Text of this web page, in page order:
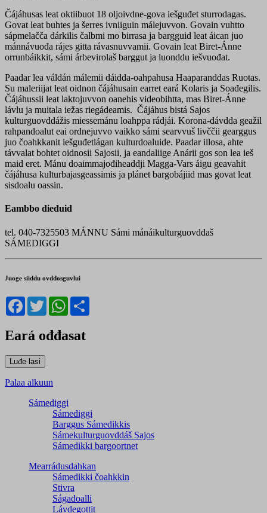
Čájáhusas leat oktiibuot 18 oljoivdne-gova iešguđet sturrodagas.
Govat leat buhtes ja šerres ivniiguin málejuvvon. Govain vuhtto
sápmelačča dárkilis čalbmi mo birrasa ja bargguid leat áican juo
mánnávuođa rájes gitta rávasnuvvamii. Govain leat Biret-Ánne
orrunbáikkit, sámi árbevirolaš barggut ja luonddu iešvuođat.
Paadar lea váldán málemii dáidda-oahpahusa Haaparanddas Ruoŧas.
Su maleriijat leat oidnon čájáhusain earret eará Kolaris ja Soađegilis.
Čájáhussii leat laktojuvvon oanehis videobihtta, mas Biret-Ánne
lávlu ja muitala iežas riegádeamis. Čájáhus bistá Sajos
kulturguovddážis miessemánu loahppa rádjái. Korona-dávdda geažil
rahpandoalut eai ordnejuvvo vaikko sámi searvvuš livččii gearggus
juo čoahkkanit iešguđetlágan kulturdoaluide. Paadar illosa, ahte
távvalat bohtet oidnosii Sajosii, ja eandaliige Anárii gos son lea ieš
maid eret. Mánu doaimmajođiheaddji Magga-Vars áigu geavahit
čájáhusa kulturbajasgeassimis ja plánet bargobájiid mas govat leat
sisdoalu oassin.
Eambbo dieđuid
tel. 040-7325503 MÁNNU Sámi mánáikulturguovddaš
SÁMEDIGGI
Juoge siiddu ovddosguvlui
Facebook
TwitterWhatsApp
Eará ođđasat
Palaa alkuun
Sámediggi
Sámediggi
Barggus Sámedikkis
Sámekulturguovddáš Sajos
Sámedikki bargoortnet
Mearrádusdahkan
Sámedikki čoahkkin
Stivra
Ságadoalli
Lávdegottit